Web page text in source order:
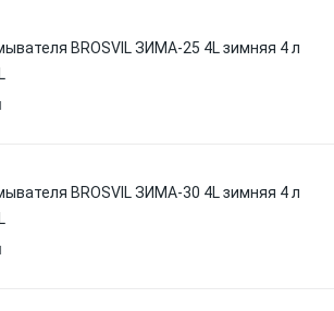
BROSVIL ЗИМА-25 4L зимняя 4 л
BROSVIL ЗИМА-30 4L зимняя 4 л